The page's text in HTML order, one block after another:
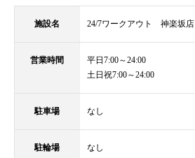
施設名 24/7ワークアウト 神楽坂店
営業時間
平日7:00～24:00
土日祝7:00～24:00
駐車場 なし
駐輪場 なし